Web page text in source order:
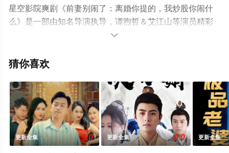
星空影院爽剧《前妻别闹了：离婚你提的，我炒股你闹什
么》是一部由知名导演执导，谭煦哲＆艾江山等演员精彩
演绎的中国大陆电视剧，大结局剧情已揭晓（更新全
空电影网，更多相关信息可移步至豆瓣电视剧、电视猫或

猜你喜欢
更新全集 9.0 更新全集 8.0 更新全集